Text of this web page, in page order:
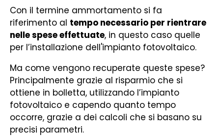
Con il termine ammortamento si fa
riferimento al tempo necessario per rientrare
nelle spese effettuate, in questo caso quelle
per l’installazione dell'impianto fotovoltaico.
Ma come vengono recuperate queste spese?
Principalmente grazie al risparmio che si
ottiene in bolletta, utilizzando l’impianto
fotovoltaico e capendo quanto tempo
occorre, grazie a dei calcoli che si basano su
precisi parametri.